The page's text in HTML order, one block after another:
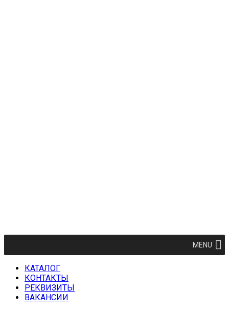
MENU
КАТАЛОГ
КОНТАКТЫ
РЕКВИЗИТЫ
ВАКАНСИИ